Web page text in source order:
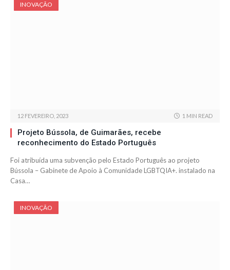
INOVAÇÃO
12 FEVEREIRO, 2023 1 MIN READ
Projeto Bússola, de Guimarães, recebe
reconhecimento do Estado Português
Foi atribuída uma subvenção pelo Estado Português ao projeto
Bússola – Gabinete de Apoio à Comunidade LGBTQIA+. instalado na
Casa…
INOVAÇÃO